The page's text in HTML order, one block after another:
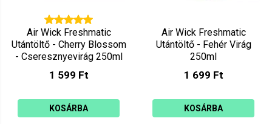
Air Wick Freshmatic
Utántöltő - Cherry Blossom
- Cseresznyevirág 250ml
1 599 Ft
KOSÁRBA
Air Wick Freshmatic
Utántöltő - Fehér Virág
250ml
1 699 Ft
KOSÁRBA